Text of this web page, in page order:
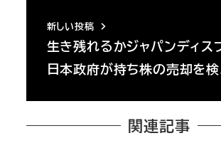
新しい投稿
生き残れるかジャパンディス
日本政府が持ち株の売却を
関連記事